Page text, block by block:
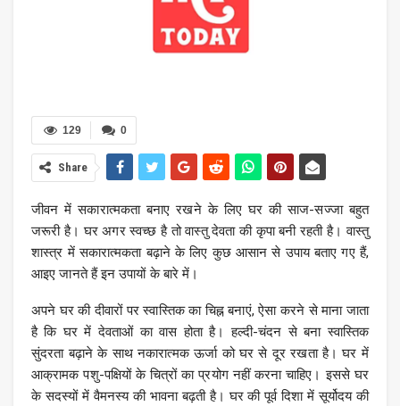
0
129
Share
जीवन में सकारात्मकता बनाए रखने के लिए घर की साज-सज्जा बहुत
जरूरी है। घर अगर स्वच्छ है तो वास्तु देवता की कृपा बनी रहती है। वास्तु
शास्त्र में सकारात्मकता बढ़ाने के लिए कुछ आसान से उपाय बताए गए हैं,
आइए जानते हैं इन उपायों के बारे में।
अपने घर की दीवारों पर स्वास्तिक का चिह्न बनाएं, ऐसा करने से माना जाता
है कि घर में देवताओं का वास होता है। हल्दी-चंदन से बना स्वास्तिक
सुंदरता बढ़ाने के साथ नकारात्मक ऊर्जा को घर से दूर रखता है। घर में
आक्रामक पशु-पक्षियों के चित्रों का प्रयोग नहीं करना चाहिए। इससे घर
के सदस्यों में वैमनस्य की भावना बढ़ती है। घर की पूर्व दिशा में सूर्योदय की